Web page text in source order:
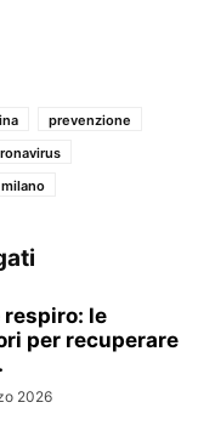
prevenzione
respiro: le
per recuperare
2026